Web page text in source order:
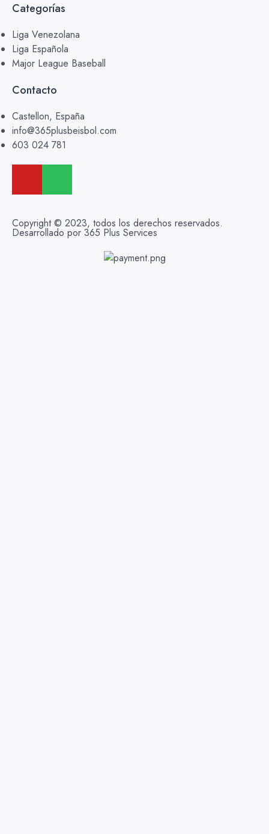
Categorías
Liga Venezolana
Liga Española
Major League Baseball
Contacto
Castellon, España
info@365plusbeisbol.com
603 024 781
Copyright © 2023, todos los derechos reservados.
Desarrollado por 365 Plus Services